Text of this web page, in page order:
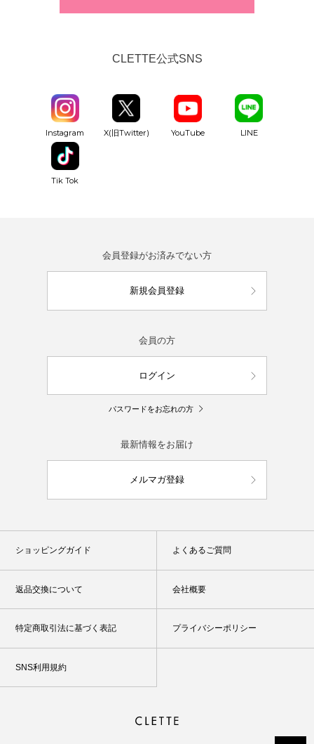
CLETTE公式SNS
Instagram X(旧Twitter) YouTube LINE
Tik Tok
会員登録がお済みでない方
新規会員登録
会員の方
ログイン
パスワードをお忘れの方
最新情報をお届け
メルマガ登録
ショッピングガイド よくあるご質問
返品交換について 会社概要
特定商取引法に基づく表記 プライバシーポリシー
SNS利用規約